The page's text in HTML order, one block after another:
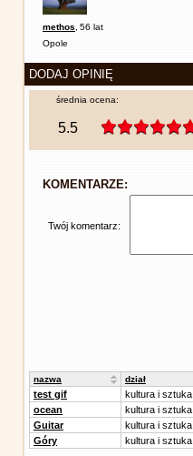
methos 56 lat
Opole
DODAJ OPINIĘ
średnia ocena:
5.5
KOMENTARZE:
Twój komentarz:
nazwa dział
test gif kultura i sztuka
ocean
kultura i sztuka
Guitar
kultura i sztuka
Góry
kultura i sztuka